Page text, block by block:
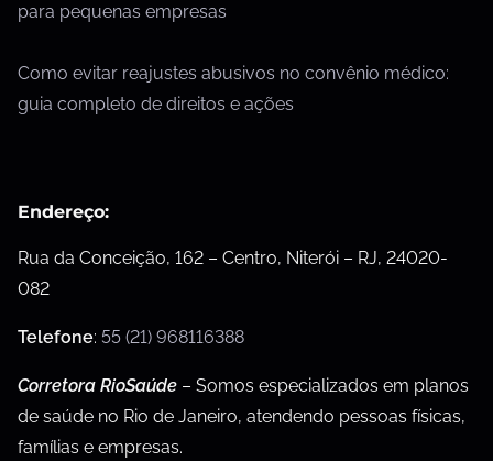
para pequenas empresas
Como evitar reajustes abusivos no convênio médico:
guia completo de direitos e ações
Endereço:
Rua da Conceição, 162 – Centro, Niterói – RJ, 24020-
082
Telefone: 55 (21) 968116388
Corretora RioSaúde – Somos especializados em planos
de saúde no Rio de Janeiro, atendendo pessoas físicas,
famílias e empresas.